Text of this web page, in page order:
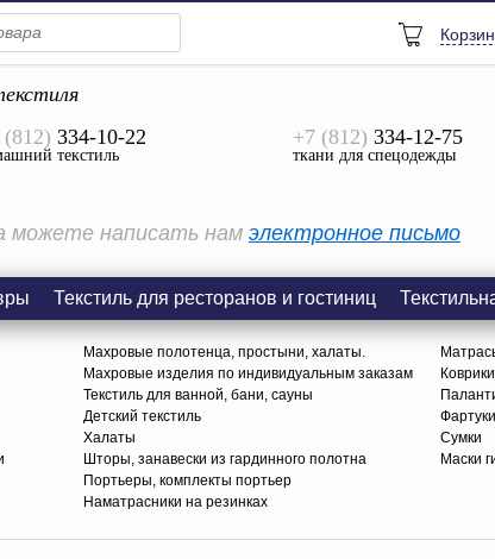
Просмотреть Все
(812) 334-10-22
текстиль
+7 (812) 334-12-75
ткани для спецодежды
можете написать нам электронное письмо
Текстиль для ресторанов и гостиниц
Махровые полотенца, простыни, халаты.
Махровые изделия по индивидуальным заказам
Текстиль для ванной, бани, сауны
Детский текстиль
Халаты
Шторы, занавески из гардинного полотна
Портьеры, комплекты портьер
Наматрасники на резинках
Фартуки
Сумки
Маски